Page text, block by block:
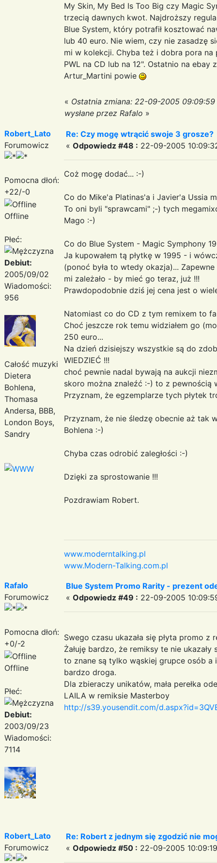
My Skin, My Bed Is Too Big czy Magic
trzecią dawnych kwot. Najdroższy
Blue System, który potrafił kosztować
lub 40 euro. Nie wiem, czy nie zasadzę
mi w kolekcji. Chyba też i dobra pora
PWL na CD lub na 12". Ostatnio na ebay
Artur_Martini powie
« Ostatnia zmiana: 22-09-2005 09:09:59
wysłane przez Rafalo »
Robert_Lato
Forumowicz
Pomocna dłoń:
+22/-0
Offline
Płeć:
Debiut:
2005/09/02
Wiadomości:
956
Całość muzyki
Dietera
Bohlena,
Thomasa
Andersa, BBB,
London Boys,
Sandry
Re: Czy mogę wtrącić swoje 3 grosze?
« Odpowiedz #48 : 22-09-2005
Coż mogę dodać... :-)
Co do Mike'a Platinas'a i Javier'a Ussia
To oni byli "sprawcami" ;-) tych
Mago :-)
Co do Blue System - Magic Symphony
Ja kupowałem tą płytkę w 1995 - i
(ponoć była to wtedy okazja)...
mi zależało - by mieć go teraz, już !!!
Prawdopodobnie dziś jej cena jest o
Natomiast co do CD z tym remixem to
Choć jeszcze rok temu widziałem go
250 euro...
Na dzień dzisiejszy wszystkie są do
WIEDZIEĆ !!!
choć pewnie nadal bywają na aukcji
skoro można znaleźć :-) to z pewnością
Przyznam, że egzemplarze tych płytek
Przyznam, że nie śledzę obecnie aż tak
Bohlena :-)
Chyba czas odrobić zaległości :-)
Dzięki za sprostowanie !!!
Pozdrawiam Robert.
www.moderntalking.pl
www.Modern-Talking.com.pl
Rafalo
Forumowicz
Pomocna dłoń:
+0/-2
Offline
Płeć:
Debiut:
2003/09/23
Wiadomości:
7114
Blue System Promo Rarity - prezent
« Odpowiedz #49 : 22-09-2005
Swego czasu ukazała się płyta promo z
Żałuję bardzo, że remiksy te nie
to znane są tylko wąskiej grupce osób a
bardzo droga.
Dla zbieraczy unikatów, mała perełka
LAILA w remiksie Masterboy
http://s39.yousendit.com/
Robert_Lato
Forumowicz
Re: Robert z jednym się zgodzić nie
« Odpowiedz #50 : 22-09-2005